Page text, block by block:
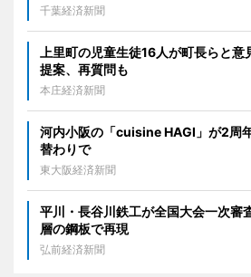
千葉経済新聞
上里町の児童生徒16人が町長らと
提案、再質問も
本庄経済新聞
河内小阪の「cuisine HAGI」が2周
替わりで
東大阪経済新聞
平川・長谷川鉄工が全国大会一次
層の鋼板で再現
弘前経済新聞